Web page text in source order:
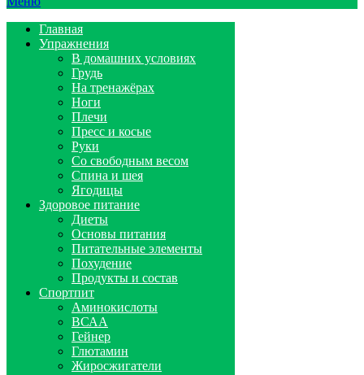
Главная
Упражнения
В домашних условиях
Грудь
На тренажёрах
Ноги
Плечи
Пресс и косые
Руки
Со свободным весом
Спина и шея
Ягодицы
Здоровое питание
Диеты
Основы питания
Питательные элементы
Похудение
Продукты и состав
Спортпит
Аминокислоты
ВСАА
Гейнер
Глютамин
Жиросжигатели